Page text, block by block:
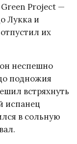
Project —
Лукка и
их
неспешно
подножия
встряхнуть
испанец
в сольную